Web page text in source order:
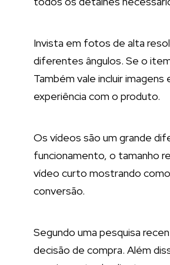
Invista em fotos de alta
diferentes ângulos. Se o
Também vale incluir
experiência com o produto.
Os vídeos são um grande
funcionamento, o tamanho
vídeo curto mostrando
conversão.
Segundo uma pesquisa
decisão de compra. Além